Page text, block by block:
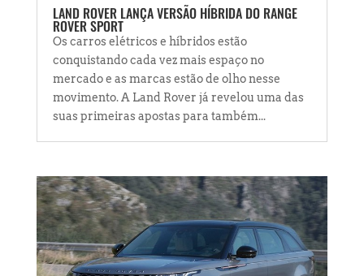
LAND ROVER LANÇA VERSÃO HÍBRIDA DO RANGE
ROVER SPORT
Os carros elétricos e híbridos estão
conquistando cada vez mais espaço no
mercado e as marcas estão de olho nesse
movimento. A Land Rover já revelou uma das
suas primeiras apostas para também...